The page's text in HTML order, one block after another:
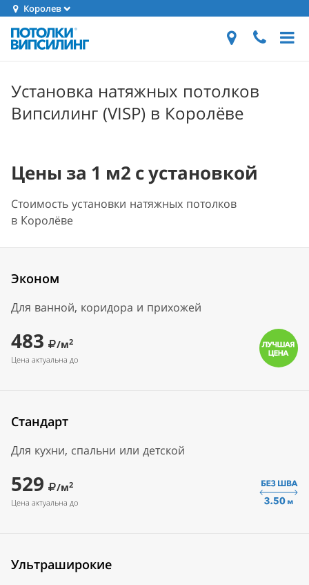
Королев
Установка натяжных потолков
Випсилинг (VISP) в Королёве
Цены за 1 м2 с установкой
Стоимость установки натяжных потолков
в Королёве
Эконом
Для ванной, коридора и прихожей
483 /м2
Цена актуальна до
Стандарт
Для кухни, спальни или детской
529 /м2
Цена актуальна до
Ультраширокие